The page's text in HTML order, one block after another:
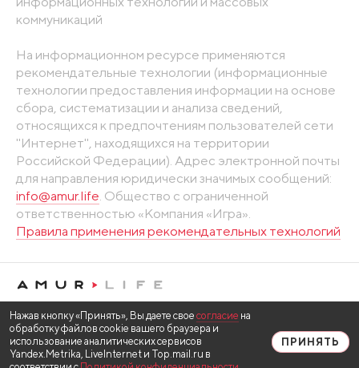
коммуникаций
На информационном ресурсе применяются
рекомендательные технологии (информационные
технологии предоставления информации на основе
сбора, систематизации и анализа сведений,
относящихся к предпочтениям пользователей сети
"Интернет", находящихся на территории
Российской Федерации). Адрес электронной почты
для направления юридически значимых сообщений:
info@amur.life. Общество с ограниченной
ответственностью «Компания «Игра».
Правила применения рекомендательных технологий
Нажав кнопку «Принять», Вы даете свое согласие на
обработку файлов cookie вашего браузера и
использование аналитических сервисов
Yandex.Metrika, LiveInternet и Top.mail.ru в
ПРИНЯТЬ